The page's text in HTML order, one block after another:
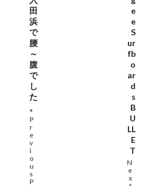
田
浜
で
腰
～
腹
で
し
た
。
P
r
e
v
i
o
u
s
P
e
e
S
ur
fb
o
ar
d
s
B
U
LL
E
T
N
e
x